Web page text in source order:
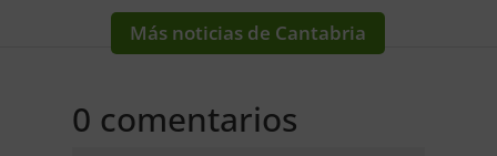
Más noticias de Cantabria
0 comentarios